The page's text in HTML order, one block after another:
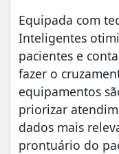
Equipada com
Inteligentes
pacientes e
fazer o
equipamentos
priorizar
dados mais
prontuário do